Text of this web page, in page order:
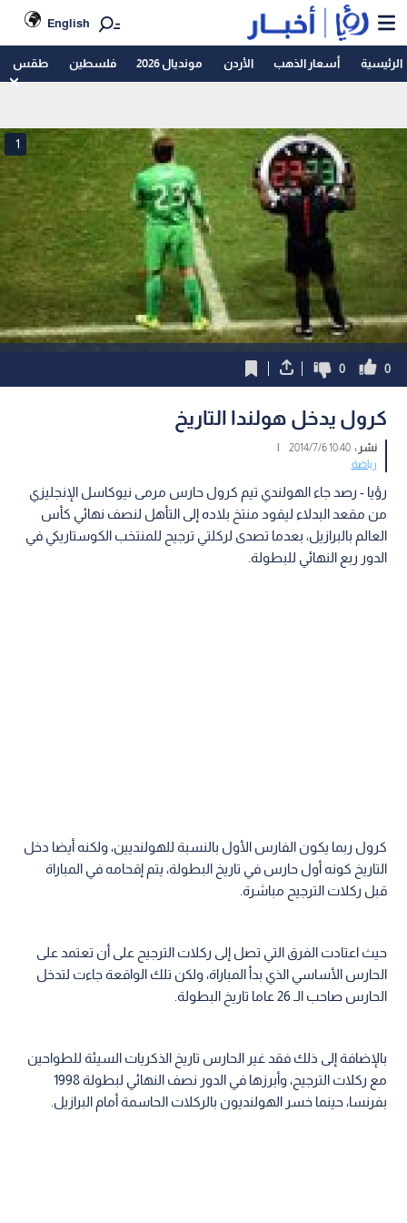
English
الرئيسية أسعار الذهب الأردن مونديال 2026 فلسطين طقس
1
0
0
كرول يدخل هولندا التاريخ
نشر :10:40 2014/7/6
|
رياضة
رؤيا - رصد جاء الهولندي تيم كرول حارس مرمى نيوكاسل الإنجليزي
من مقعد البدلاء ليقود منتخ بلاده إلى التأهل لنصف نهائي كأس
العالم بالبرازيل، بعدما تصدى لركلتي ترجيح للمنتخب الكوستاريكي في
الدور ربع النهائي للبطولة.
كرول ربما يكون الفارس الأول بالنسبة للهولنديين، ولكنه أيضا دخل
التاريخ كونه أول حارس في تاريخ البطولة، يتم إقحامه في المباراة
قبل ركلات الترجيح مباشرة.
حيث اعتادت الفرق التي تصل إلى ركلات الترجيح على أن تعتمد على
الحارس الأساسي الذي بدأ المباراة، ولكن تلك الواقعة جاءت لتدخل
الحارس صاحب الـ 26 عاما تاريخ البطولة.
بالإضافة إلى ذلك فقد غير الحارس تاريخ الذكريات السيئة للطواحين
مع ركلات الترجيح، وأبرزها في الدور نصف النهائي لبطولة 1998
بفرنسا، حينما خسر الهولنديون بالركلات الحاسمة أمام البرازيل.